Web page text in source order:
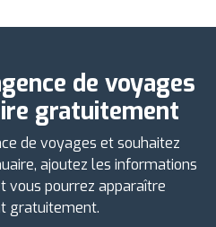
de voyages
gratuitement
de voyages et souhaitez
ajoutez les informations
vous pourrez apparaître
gratuitement.